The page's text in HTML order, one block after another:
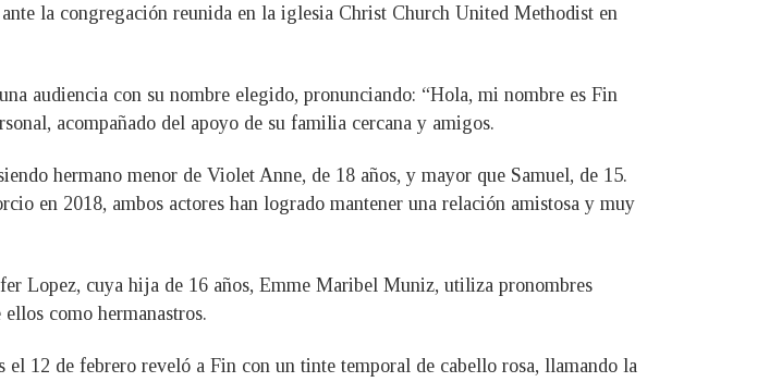
la congregación reunida en la iglesia Christ Church United Methodist en
audiencia con su nombre elegido, pronunciando: “Hola, mi nombre es Fin
acompañado del apoyo de su familia cercana y amigos.
hermano menor de Violet Anne, de 18 años, y mayor que Samuel, de 15.
en 2018, ambos actores han logrado mantener una relación amistosa y muy
Lopez, cuya hija de 16 años, Emme Maribel Muniz, utiliza pronombres
como hermanastros.
12 de febrero reveló a Fin con un tinte temporal de cabello rosa, llamando la